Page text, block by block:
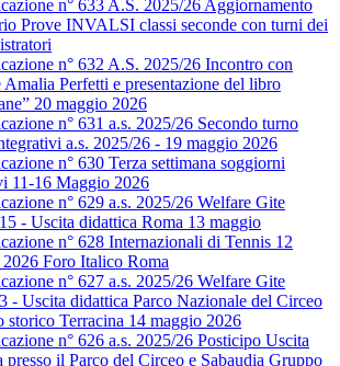
n° 633 A.S. 2025/26 Aggiornamento
Prove INVALSI classi seconde con turni dei
n° 632 A.S. 2025/26 Incontro con
Amalia Perfetti e presentazione del libro
20 maggio 2026
n° 631 a.s. 2025/26 Secondo turno
a.s. 2025/26 - 19 maggio 2026
n° 630 Terza settimana soggiorni
11-16 Maggio 2026
n° 629 a.s. 2025/26 Welfare Gite
- Uscita didattica Roma 13 maggio
n° 628 Internazionali di Tennis 12
Foro Italico Roma
n° 627 a.s. 2025/26 Welfare Gite
- Uscita didattica Parco Nazionale del Circeo
storico Terracina 14 maggio 2026
n° 626 a.s. 2025/26 Posticipo Uscita
presso il Parco del Circeo e Sabaudia Gruppo